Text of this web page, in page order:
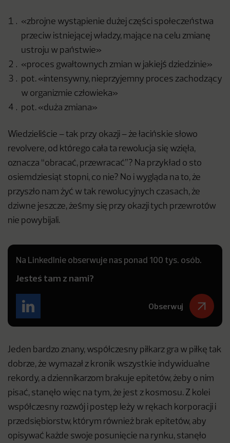
«zbrojne wystąpienie dużej części społeczeństwa
przeciw istniejącej władzy, mające na celu zmianę
ustroju w państwie»
«proces gwałtownych zmian w jakiejś dziedzinie»
pot. «intensywny, nieprzyjemny proces zachodzący
w organizmie człowieka»
pot. «duża zmiana»
Wiedzieliście – tak przy okazji – że łacińskie słowo
revolvere, od którego cała ta rewolucja się wzięła,
oznacza “obracać, przewracać”? Na przykład o sto
osiemdziesiąt stopni, co nie? No i wygląda na to, że
przyszło nam żyć w tak rewolucyjnych czasach, że
dziwne jeszcze, żeśmy się przy okazji tych przewrotów
nie powybijali.
Na LinkedInie obserwuje nas ponad 100 tys. osób.
Jesteś tam z nami?
Obserwuj
Jeden bardzo znany, współczesny piłkarz gra w piłkę tak
dobrze, że wymazał z kronik wszystkie indywidualne
rekordy, a dziennikarzom brakuje epitetów, żeby o nim
pisać, stanęło więc na tym, że jest z kosmosu. Z kolei
współczesny rozwój i postęp leży w rękach korporacji i
przedsiębiorstw, którym również brak epitetów, aby
opisywać każde swoje posunięcie na rynku, stanęło